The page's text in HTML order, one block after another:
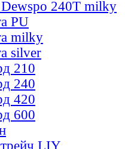
240T milky
PU
milky
silver
210
240
420
600
LIY